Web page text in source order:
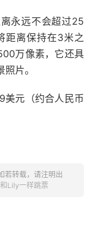
永远不会超过25
距离保持在3米之
万像素，它还具
片。
美元（约合人民币
若转载，请注明出
Lily一样跳票